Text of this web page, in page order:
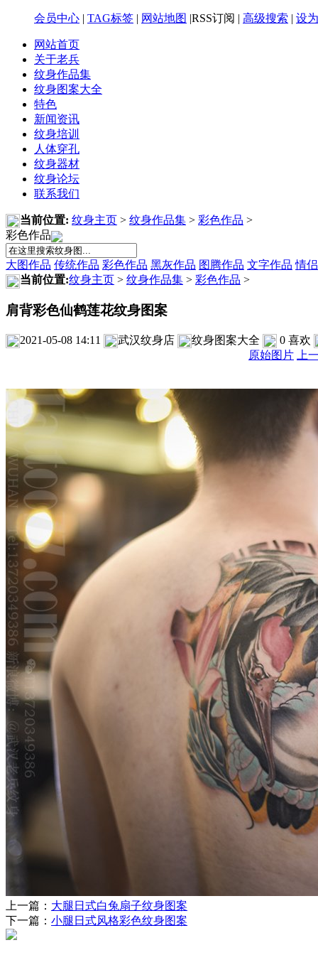
会员中心 | TAG标签 | 网站地图 |RSS订阅 | 高级搜索 | 设
网站首页
关于老兵
纹身作品集
纹身图案大全
特色
新闻资讯
纹身培训
人体穿孔
纹身器材
纹身论坛
联系我们
当前位置: 纹身主页 > 纹身作品集 > 彩色作品 >
彩色作品
大图作品 传统作品 彩色作品 黑灰作品 图腾作品 文字作品 情
当前位置:纹身主页 > 纹身作品集 > 彩色作品 >
肩背彩色仙鹤莲花纹身图案
2021-05-08 14:11 武汉纹身店 纹身图案大全 0 喜欢
原始图片 上
上一篇： 大腿日式白兔扇子纹身图案
下一篇： 小腿日式风格彩色纹身图案